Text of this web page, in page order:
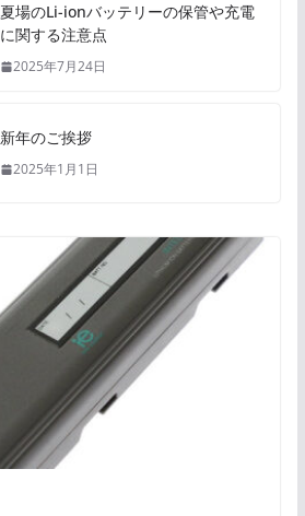
夏場のLi-ionバッテリーの保管や充電
に関する注意点
2025年7月24日
新年のご挨拶
2025年1月1日